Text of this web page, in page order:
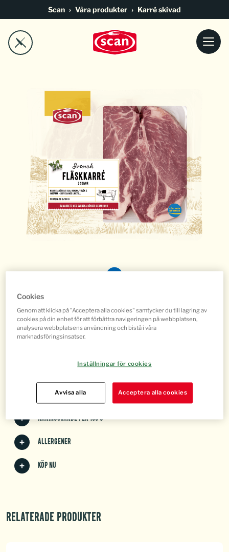
Scan Våra produkter Karré skivad
Karré skivad
Produktfakta
Näringsvärde per 100 g
Allergener
Köp nu
Relaterade produkter
Cookies
Genom att klicka på "Acceptera alla cookies" samtycker du till lagring av
cookies på din enhet för att förbättra navigeringen på webbplatsen,
analysera webbplatsens användning och bistå i våra
marknadsföringsinsatser.
Inställningar för cookies
Avvisa alla Acceptera alla cookies